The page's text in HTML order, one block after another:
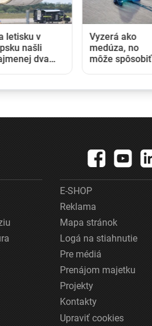
letisku v
našli
dva
útok na
Vyzerá ako
medúza, no
môže spôsobiť
portugalská
Francúzsku aj
E-SHOP
Reklama
Mapa stránok
Logá na stiahnutie
Pre médiá
Prenájom majetku
Projekty
Kontakty
Upraviť cookies